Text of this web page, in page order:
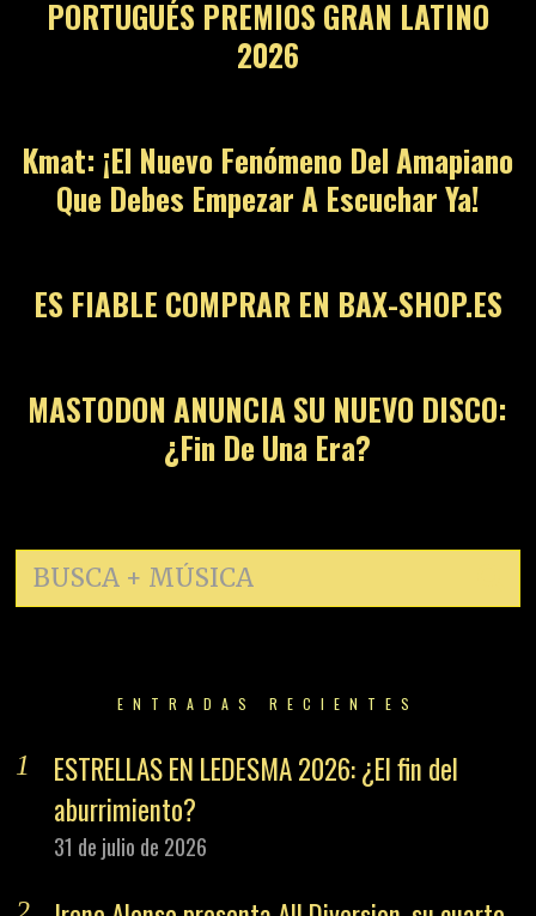
ENTRADAS RECIENTES
ESTRELLAS EN LEDESMA 2026: ¿El fin del
31 de julio de 2026
álbum con 11 temas nuevos
30 de julio de 2026
28 de julio de 2026
24 de julio de 2026
El secreto tras BEWITCHED DE LAUFEY
SIGNIFICADO Y CANCIONES
24 de julio de 2026